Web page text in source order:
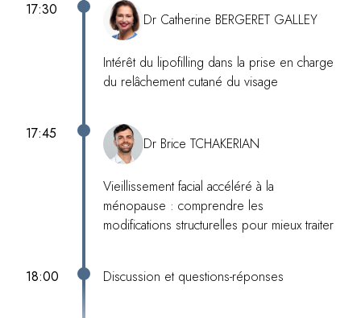
17:30
Dr Catherine BERGERET GALLEY
Intérêt du lipofilling dans la prise en charge
du relâchement cutané du visage
17:45
Dr Brice TCHAKERIAN
Vieillissement facial accéléré à la
ménopause : comprendre les
modifications structurelles pour mieux traiter
18:00 Discussion et questions-réponses